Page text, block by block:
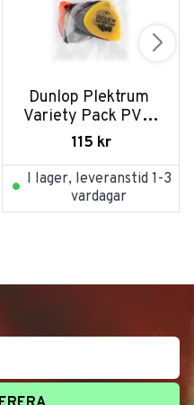
Dunlop Plektrum
Variety Pack PVP-
101 VAR - 12/PLYPK
115 kr
I lager, leveranstid 1-3
vardagar